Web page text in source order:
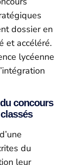
dossier en
et accéléré.
lycéenne
concours
du
leur